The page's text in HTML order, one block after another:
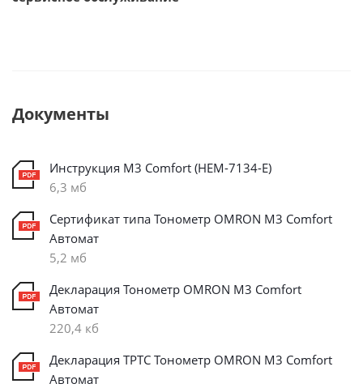
Документы
Инструкция M3 Comfort (HEM-7134-E)
6,3 мб
Сертификат типа Тонометр OMRON M3 Comfort
Автомат
5,2 мб
Декларация Тонометр OMRON M3 Comfort
Автомат
220,4 кб
Декларация ТРТС Тонометр OMRON M3 Comfort
Автомат